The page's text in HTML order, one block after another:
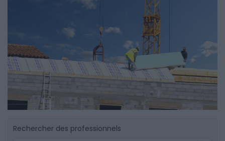
Rechercher des professionnels